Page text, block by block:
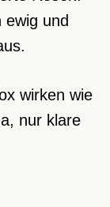
und
wirken wie
nur klare